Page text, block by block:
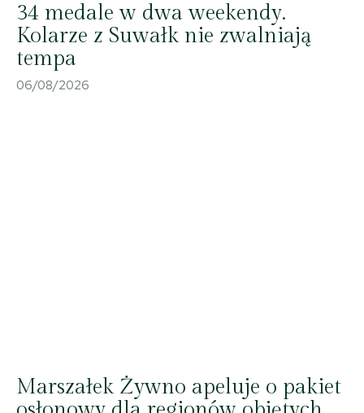
34 medale w dwa weekendy.
Kolarze z Suwałk nie zwalniają
tempa
06/08/2026
Marszałek Żywno apeluje o pakiet